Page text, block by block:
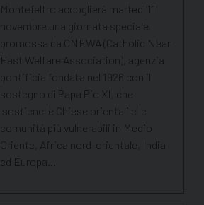
Montefeltro accoglierà martedì 11
novembre una giornata speciale
promossa da CNEWA (Catholic Near
East Welfare Association), agenzia
pontificia fondata nel 1926 con il
sostegno di Papa Pio XI, che
sostiene le Chiese orientali e le
comunità più vulnerabili in Medio
Oriente, Africa nord-orientale, India
ed Europa…